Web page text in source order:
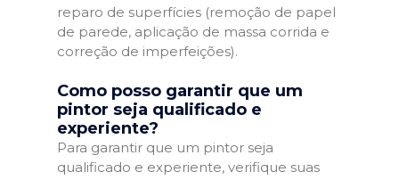
reparo de superfícies (remoção de papel
de parede, aplicação de massa corrida e
correção de imperfeições).
Como posso garantir que um
pintor seja qualificado e
experiente?
Para garantir que um pintor seja
qualificado e experiente, verifique suas